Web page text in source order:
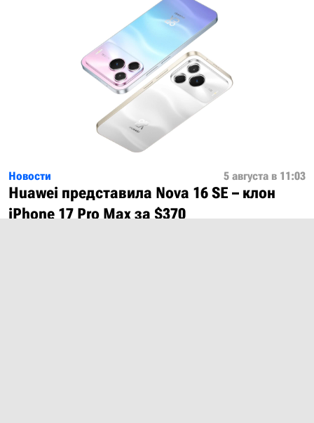
Новости 5 августа в 11:03
Huawei представила Nova 16 SE – клон
iPhone 17 Pro Max за $370